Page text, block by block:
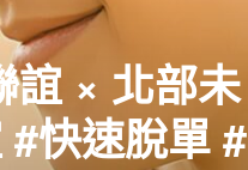
誼 × 北部未
快速脫單 #